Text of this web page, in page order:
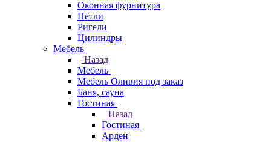
Оконная фурнитура
Петли
Ригели
Цилиндры
Мебель
Назад
Мебель
Мебель Оливия под заказ
Баня, сауна
Гостиная
Назад
Гостиная
Арден